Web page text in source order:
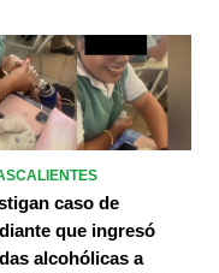
caso de
que ingresó
alcohólicas a